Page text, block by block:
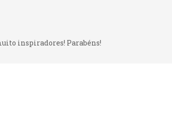
inspiradores! Parabéns!